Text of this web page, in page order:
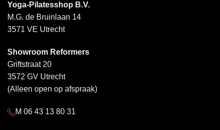
Yoga-Pilatesshop B.V.
M.G. de Bruinlaan 14
3571 VE Utrecht
Showroom Reformers
Griftstraat 20
3572 GV Utrecht
(Alleen open op afspraak)
M 06 43 13 80 31